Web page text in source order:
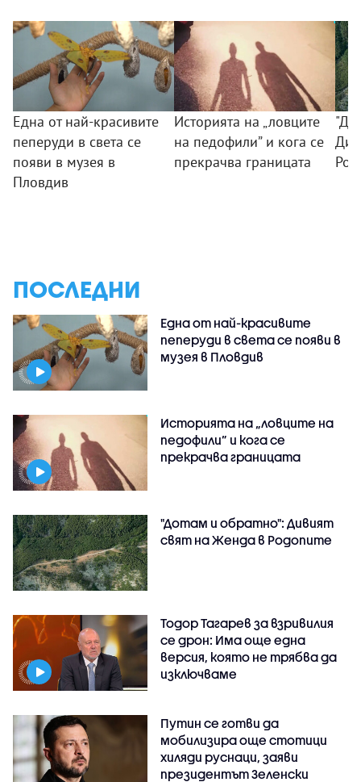
Една от най-красивите
пеперуди в света се
появи в музея в
Пловдив
Историята на „ловците
на педофили” и кога се
прекрачва границата
ПОСЛЕДНИ
Една от най-красивите
пеперуди в света се появи в
музея в Пловдив
Историята на „ловците на
педофили” и кога се
прекрачва границата
"Дотам и обратно": Дивият
свят на Женда в Родопите
Тодор Тагарев за взривилия
се дрон: Има още една
версия, която не трябва да
изключваме
Путин се готви да
мобилизира още стотици
хиляди руснаци, заяви
президентът Зеленски